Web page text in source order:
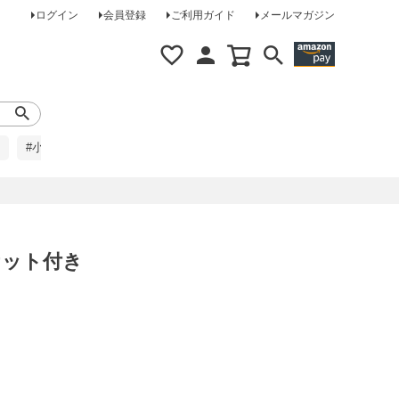
ログイン 会員登録 ご利用ガイド メールマガジン
#小柄な方に
ト付き